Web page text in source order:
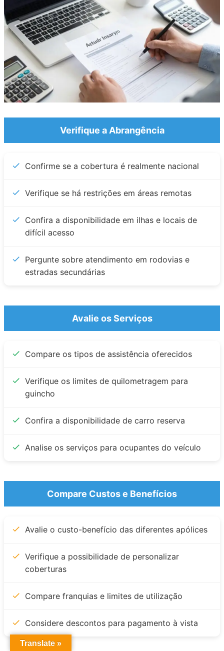
Verifique a Abrangência
Confirme se a cobertura é realmente nacional
Verifique se há restrições em áreas remotas
Confira a disponibilidade em ilhas e locais de
difícil acesso
Pergunte sobre atendimento em rodovias e
estradas secundárias
Avalie os Serviços
Compare os tipos de assistência oferecidos
Verifique os limites de quilometragem para
guincho
Confira a disponibilidade de carro reserva
Analise os serviços para ocupantes do veículo
Compare Custos e Benefícios
Avalie o custo-benefício das diferentes apólices
Verifique a possibilidade de personalizar
coberturas
Compare franquias e limites de utilização
Considere descontos para pagamento à vista
Translate »